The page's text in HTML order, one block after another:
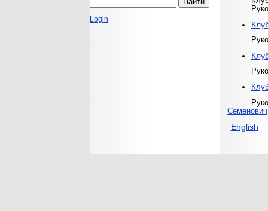
Форма поиска
Login
Семенович
English